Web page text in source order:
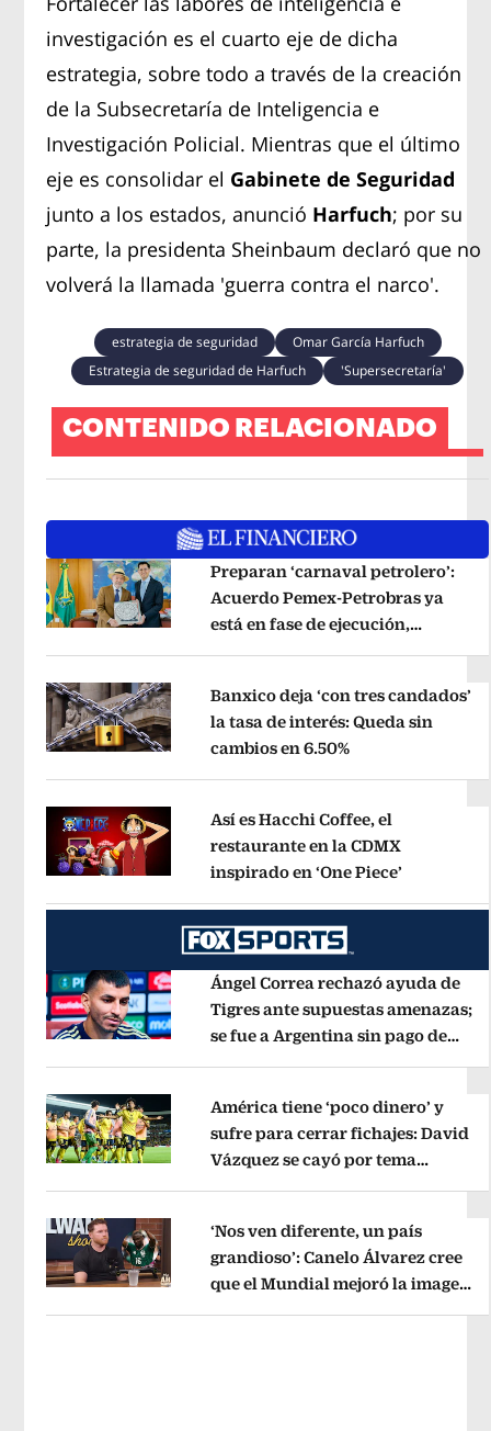
investigación es el cuarto eje de dicha
estrategia, sobre todo a través de la creación
de la Subsecretaría de Inteligencia e
Investigación Policial. Mientras que el último
eje es consolidar el Gabinete de Seguridad
junto a los estados, anunció Harfuch; por su
parte, la presidenta Sheinbaum declaró que no
volverá la llamada 'guerra contra el narco'.
estrategia de seguridad
Omar García Harfuch
Estrategia de seguridad de Harfuch
'Supersecretaría'
CONTENIDO RELACIONADO
Preparan ‘carnaval petrolero’:
Acuerdo Pemex-Petrobras ya
está en fase de ejecución,
Banxico deja ‘con tres candados’
la tasa de interés: Queda sin
cambios en 6.50%Opens in new
Así es Hacchi Coffee, el
restaurante en la CDMX
inspirado en ‘One Piece’
Ángel Correa rechazó ayuda de
Tigres ante supuestas amenazas;
se fue a Argentina sin pago de
América tiene ‘poco dinero’ y
sufre para cerrar fichajes: David
Vázquez se cayó por tema
‘Nos ven diferente, un país
grandioso’: Canelo Álvarez cree
que el Mundial mejoró la imagen